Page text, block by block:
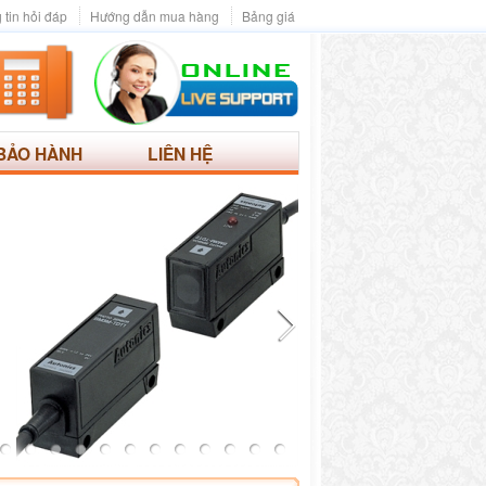
Bảng giá
Hướng dẫn mua hàng
tin hỏi đáp
HÀNH LIÊN HỆ